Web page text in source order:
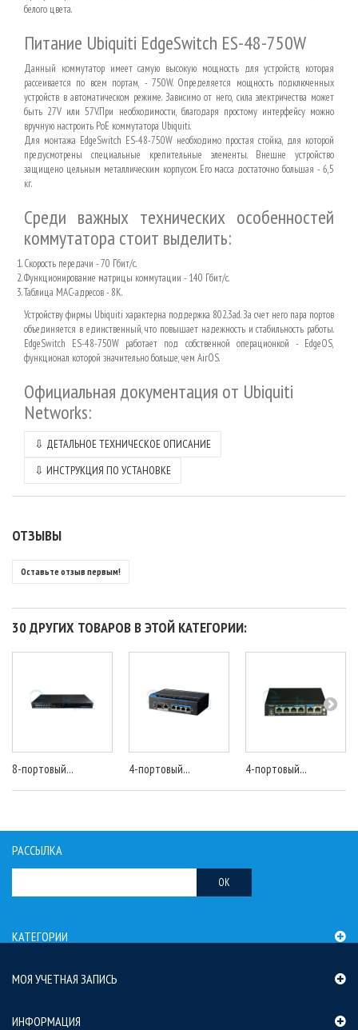
белого цвета.
Питание Ubiquiti EdgeSwitch ES-48-750W
Данный коммутатор имеет самую высокую мощность для устройств, которая
рассеивается по всем портам, - 750W. Определяется мощность подключенных
устройств в автоматическом режиме. Зависимо от него, сила электричества может
быть 27V или 57V.При необходимости, благодаря простому интерфейсу можно
вручную настроить PoE коммутатора Ubiquiti.
Для монтажа EdgeSwitch ES-48-750W необходимо простая стойка, для которой
предусмотрены специальные крепительные элементы. Внешне устройство
защищено цельным металлическим корпусом. Его масса достаточно большая - 6,5
кг.
Среди важных технических особенностей
коммутатора стоит выделить:
Скорость передачи - 70 Гбит/с.
Функционирование матрицы коммутации - 140 Гбит/с.
Таблица MAC-адресов - 8К.
Устройству фирмы Ubiquiti характерна поддержка 802.3ad. За счет него пара портов
объединяется в единственный, что повышает надежность и стабильность работы.
EdgeSwitch ES-48-750W работает под собственной операционкой - EdgeOS,
функционал которой значительно больше, чем AirOS.
Официальная документация от Ubiquiti
Networks:
⇩ ДЕТАЛЬНОЕ ТЕХНИЧЕСКОЕ ОПИСАНИЕ
⇩ ИНСТРУКЦИЯ ПО УСТАНОВКЕ
ОТЗЫВЫ
Оставьте отзыв первым!
30 ДРУГИХ ТОВАРОВ В ЭТОЙ КАТЕГОРИИ:
8-портовый... 4-портовый... 4-портовый...
РАССЫЛКА
OK
КАТЕГОРИИ
МОЯ УЧЕТНАЯ ЗАПИСЬ
ИНФОРМАЦИЯ